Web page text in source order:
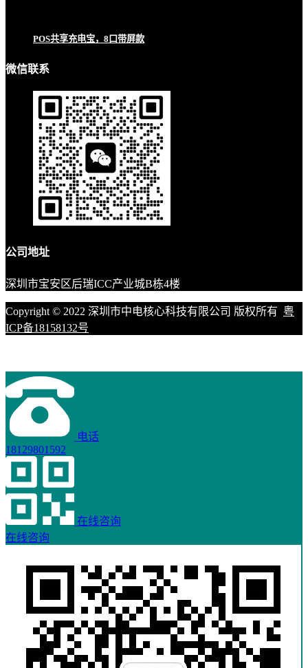
POS共享充电宝，8口带屏款
微信联系
公司地址
深圳市宝安区后瑞ICC产业城B栋4楼
Copyright © 2022 深圳市中电核心科技有限公司 版权所有 粤
ICP备18158132号
电话
18129801592
在线咨询
在线咨询